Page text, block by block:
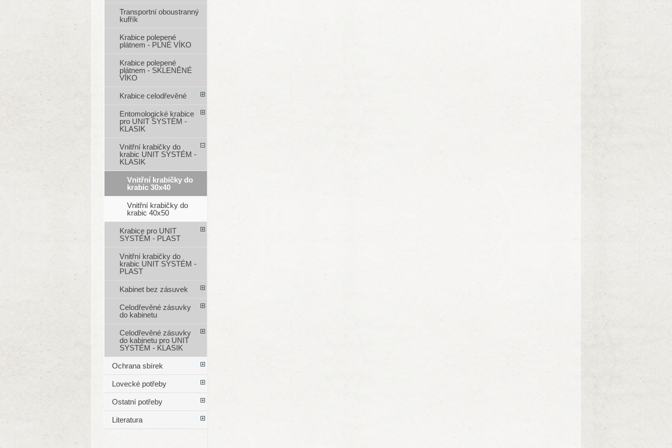
Transportní oboustranný
kufřík
Krabice polepené
plátnem - PLNÉ VÍKO
Krabice polepené
plátnem - SKLENĚNÉ
VÍKO
Krabice celodřevěné
Entomologické krabice
pro UNIT SYSTÉM -
KLASIK
Vnitřní krabičky do
krabic UNIT SYSTÉM -
KLASIK
Vnitřní krabičky do
krabic 30x40
Vnitřní krabičky do
krabic 40x50
Krabice pro UNIT
SYSTÉM - PLAST
Vnitřní krabičky do
krabic UNIT SYSTÉM -
PLAST
Kabinet bez zásuvek
Celodřevěné zásuvky
do kabinetu
Celodřevěné zásuvky
do kabinetu pro UNIT
SYSTÉM - KLASIK
Ochrana sbírek
Lovecké potřeby
Ostatní potřeby
Literatura